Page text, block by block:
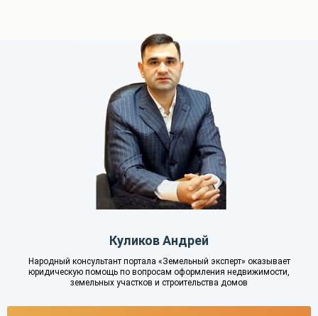
Куликов Андрей
Народный консультант портала «Земельный эксперт» оказывает
юридическую помощь по вопросам оформления недвижимости,
земельных участков и строительства домов